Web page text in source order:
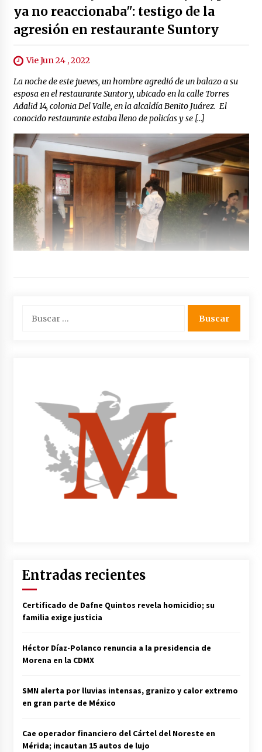
ya no reaccionaba": testigo de la
agresión en restaurante Suntory
Vie Jun 24 , 2022
La noche de este jueves, un hombre agredió de un balazo a su
esposa en el restaurante Suntory, ubicado en la calle Torres
Adalid 14, colonia Del Valle, en la alcaldía Benito Juárez. El
conocido restaurante estaba lleno de policías y se […]
Entradas recientes
Certificado de Dafne Quintos revela homicidio; su
familia exige justicia
Héctor Díaz-Polanco renuncia a la presidencia de
Morena en la CDMX
SMN alerta por lluvias intensas, granizo y calor extremo
en gran parte de México
Cae operador financiero del Cártel del Noreste en
Mérida; incautan 15 autos de lujo